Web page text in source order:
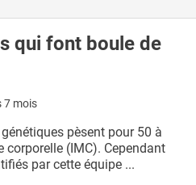
qui font boule de
7 mois
pèsent pour 50 à
corporelle (IMC). Cependant
par cette équipe ...